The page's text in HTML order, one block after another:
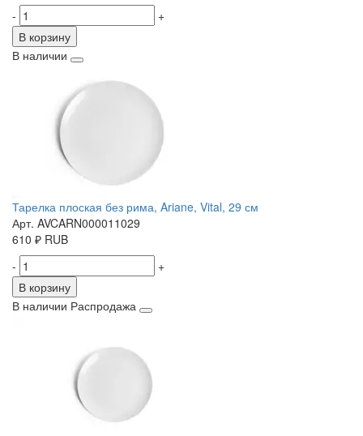
-
+
В корзину
В наличии
Тарелка плоская без рима, Ariane, Vital, 29 см
Арт. AVCARN000011029
610 ₽ RUB
-
+
В корзину
В наличии Распродажа